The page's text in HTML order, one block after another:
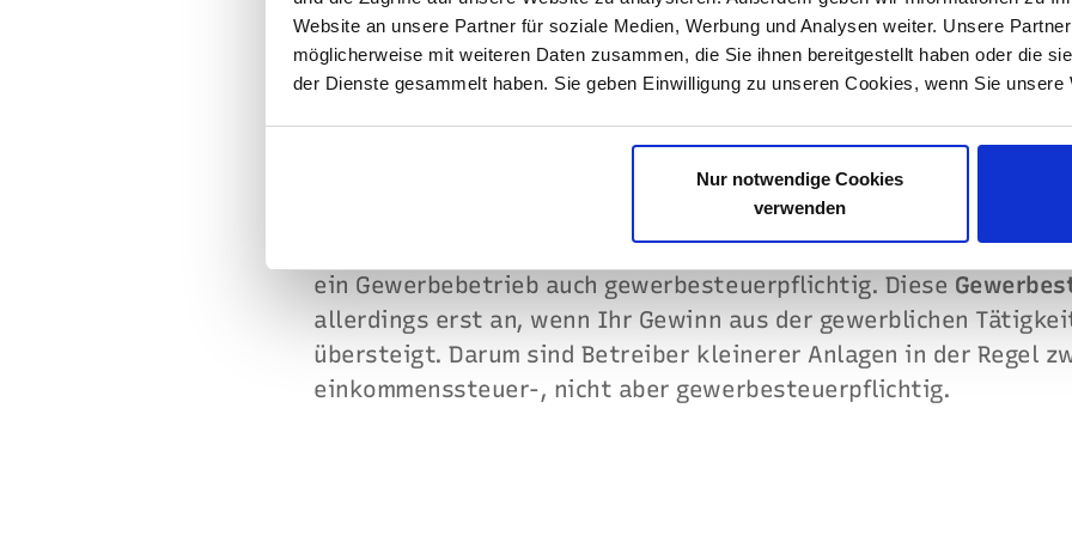
Website an unsere Partner für soziale Medien, Werbung und Analysen weiter. Unsere
möglicherweise mit weiteren Daten zusammen, die Sie ihnen bereitgestellt haben oder die
der Dienste gesammelt haben. Sie geben Einwilligung zu unseren Cookies, wenn Sie unsere
Nur notwendige Cookies
verwenden
Bei derEinkommenssteuergeht es um den Gewinn bzw. Verlust,
Betrieb Ihrer Anlage erwirtschaften. Dieser wird über eine
fordert das Finanzamt auf diese Gewinne die Einkommenssteuer.
Verlust zu erwarten, wertet das Finanzamt Ihre Anlage als
Im Rahmen der Einkommenssteuer gilt Ihre Anlage als
ein Gewerbebetrieb auch gewerbesteuerpflichtig. Diese
allerdings erst an, wenn Ihr Gewinn aus der gewerblichen
übersteigt. Darum sind Betreiber kleinerer Anlagen in der Regel
einkommenssteuer-, nicht aber gewerbesteuerpflichtig.